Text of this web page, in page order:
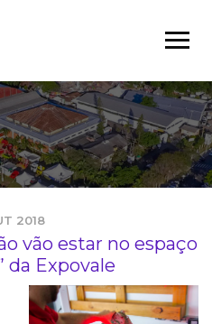
2018
vão estar no espaço
da Expovale